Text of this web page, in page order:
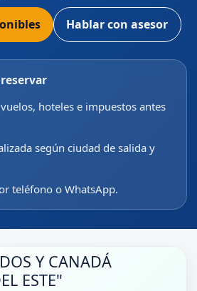
Hablar con asesor
hoteles e impuestos antes
según ciudad de salida y
teléfono o WhatsApp.
Y CANADÁ
ESTE"